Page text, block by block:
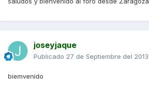
joseyjaque
Publicado 27 de Septiembre del 2013
biemvenido